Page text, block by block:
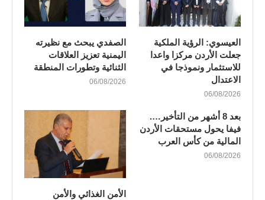
العيسوي: الرؤية الملكية
جعلت الأردن مركزا واعدا
للاستثمار ونموذجا في
الاعتدال
06/08/2026
الصفدي يبحث مع نظيرته
اليمنية تعزيز العلاقات
الثنائية وتطورات المنطقة
06/08/2026
بعد 8 أشهر من التأخير….
فيفا يحول مستحقات الأردن
المالية من كأس العرب
06/08/2026
الأمن الغذائي والأمن